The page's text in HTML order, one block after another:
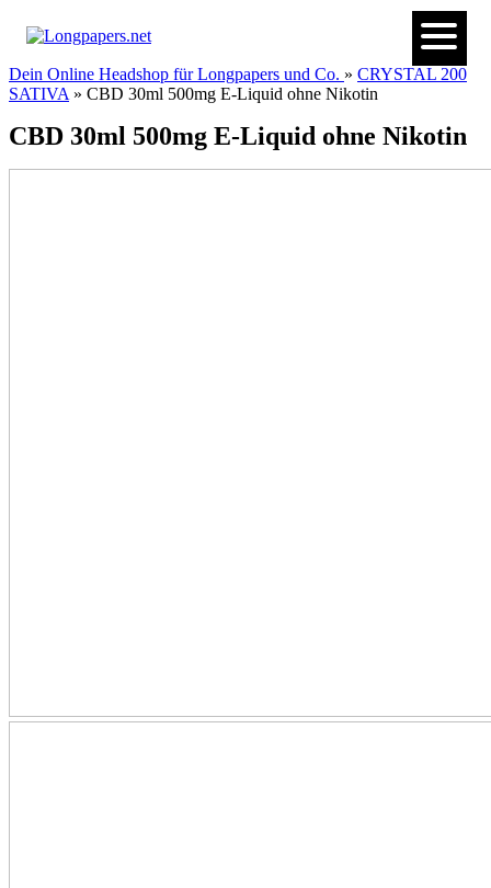
Dein Online Headshop für Longpapers und Co. » CRYSTAL 200
SATIVA » CBD 30ml 500mg E-Liquid ohne Nikotin
CBD 30ml 500mg E-Liquid ohne Nikotin